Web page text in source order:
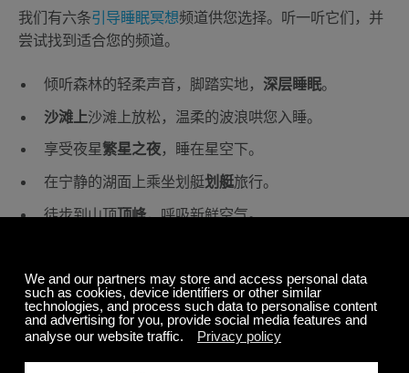
我们有六条引导睡眠冥想频道供您选择。听一听它们，并
尝试找到适合您的频道。
倾听森林的轻柔声音，脚踏实地， 深层睡眠。
沙滩上沙滩上放松，温柔的波浪哄您入睡。
享受夜星繁星之夜，睡在星空下。
在宁静的湖面上乘坐划艇划艇旅行。
徒步到山顶顶峰，呼吸新鲜空气。
息。